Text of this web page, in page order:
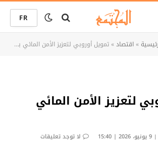
FR
»اقتصاد»تمويل أوروبي لتعزيز الأمن المائي بالمغرب
لتعزيز الأمن المائي
9 يونيو، 2026 | 15:40
لا توجد تعليقات